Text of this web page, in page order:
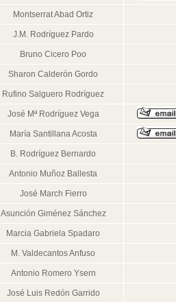
Montserrat Abad Ortiz
J.M. Rodríguez Pardo
Bruno Cicero Poo
Sharon Calderón Gordo
Rufino Salguero Rodríguez
José Mª Rodríguez Vega
María Santillana Acosta
B. Rodríguez Bernardo
Antonio Muñoz Ballesta
José March Fierro
Asunción Giménez Sánchez
Marcia Gabriela Spadaro
M. Valdecantos Anfuso
Antonio Romero Ysern
José Luis Redón Garrido